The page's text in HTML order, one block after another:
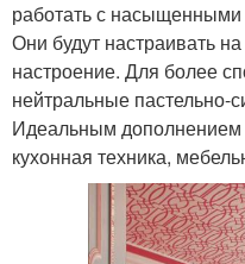
работать с
Они будут настраивать
настроение. Для более
нейтральные пастельно-
Идеальным дополнением
кухонная техника,